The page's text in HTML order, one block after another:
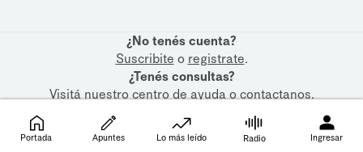
¿No tenés cuenta?
Suscribite o registrate.
¿Tenés consultas?
Visitá nuestrocentro de ayudaocontactanos.
Portada Apuntes Lo más leído Radio Ingresar